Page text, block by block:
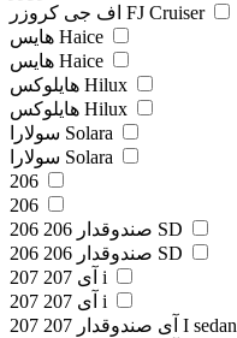
اف جی کروزر FJ Cruiser
هایس Haice
هایس Haice
هایلوکس Hilux
هایلوکس Hilux
سولارا Solara
سولارا Solara
206
206
206 صندوقدار 206 SD
206 صندوقدار 206 SD
207 آی 207 i
207 آی 207 i
207 آی صندوقدار 207 I sedan